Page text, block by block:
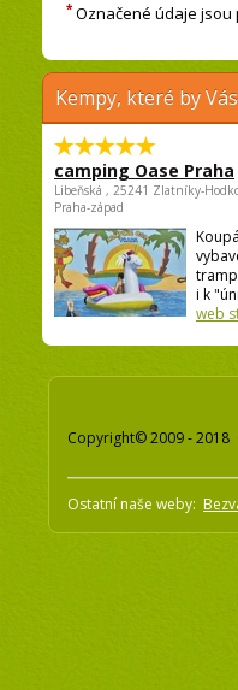
* Označené údaje jsou
Kempy, které by
camping Oase Praha
Libeňská , 25241 Zlatníky-
Praha-západ
i k
web
Copyright© 2009 - 2018
Ostatní naše weby: